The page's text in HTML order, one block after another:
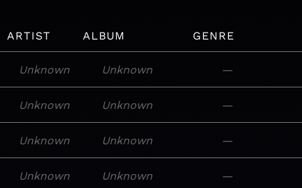
ARTIST ALBUM GENRE
Unknown Unknown —
Unknown Unknown —
Unknown Unknown —
Unknown Unknown —